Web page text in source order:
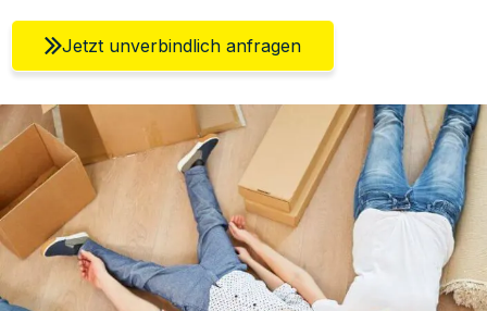
Jetzt unverbindlich anfragen